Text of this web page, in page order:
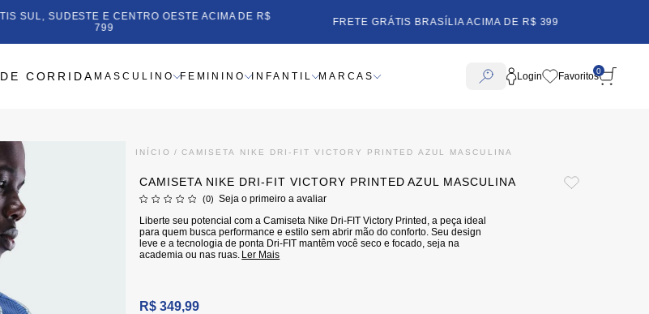
SUL, SUDESTE E CENTRO OESTE ACIMA DE R$
799
FRETE GRÁTIS BRASÍLIA ACIMA DE R$ 399
CORRIDA MASCULINO FEMININO INFANTIL MARCAS Login 0
INÍCIO CAMISETA NIKE DRI-FIT VICTORY PRINTED AZUL MASCULINA
CAMISETA NIKE DRI-FIT VICTORY PRINTED AZUL MASCULINA
(0)
Seja o primeiro a avaliar
Liberte seu potencial com a Camiseta Nike Dri-FIT Victory Printed, a peça ideal
para quem busca performance e estilo sem abrir mão do conforto. Seu design
leve e a tecnologia de ponta Dri-FIT mantêm você seco e focado, seja na
academia ou nas ruas. Ler Mais
R$ 349,99